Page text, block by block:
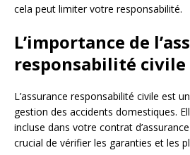
cela peut limiter votre responsabilité.
L’importance de
responsabilité civile
L’assurance responsabilité civile est
gestion des accidents domestiques.
incluse dans votre contrat
crucial de vérifier les garanties et les